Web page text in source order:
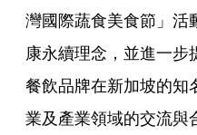
灣國際蔬食美食節」活
康永續理念，並進一
餐飲品牌在新加坡的知
業及產業領域的交流與